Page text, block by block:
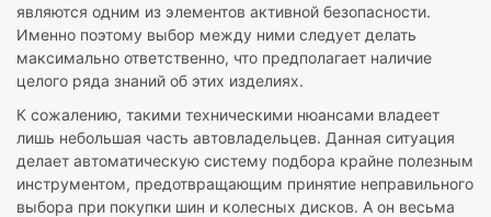
являются одним из элементов активной безопасности.
Именно поэтому выбор между ними следует делать
максимально ответственно, что предполагает наличие
целого ряда знаний об этих изделиях.
К сожалению, такими техническими нюансами владеет
лишь небольшая часть автовладельцев. Данная ситуация
делает автоматическую систему подбора крайне полезным
инструментом, предотвращающим принятие неправильного
выбора при покупки шин и колесных дисков. А он весьма